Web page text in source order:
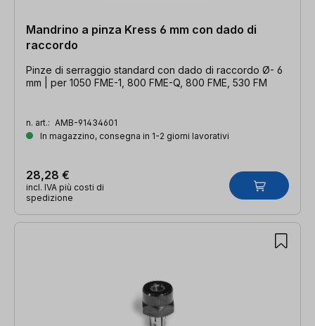
Mandrino a pinza Kress 6 mm con dado di
raccordo
Pinze di serraggio standard con dado di raccordo Ø- 6
mm | per 1050 FME-1, 800 FME-Q, 800 FME, 530 FM
n. art.: AMB-91434601
In magazzino, consegna in 1-2 giorni lavorativi
28,28 €
incl. IVA più costi di
spedizione